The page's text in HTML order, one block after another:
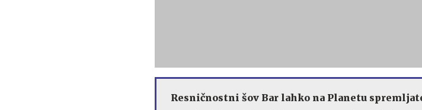
Resničnostni šov Bar lahko na Planetu